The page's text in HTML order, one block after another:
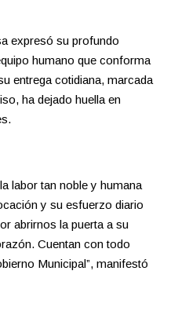
expresó su profundo
humano que conforma
entrega cotidiana, marcada
ha dejado huella en
labor tan noble y humana
y su esfuerzo diario
abrirnos la puerta a su
Cuentan con todo
Municipal”, manifestó